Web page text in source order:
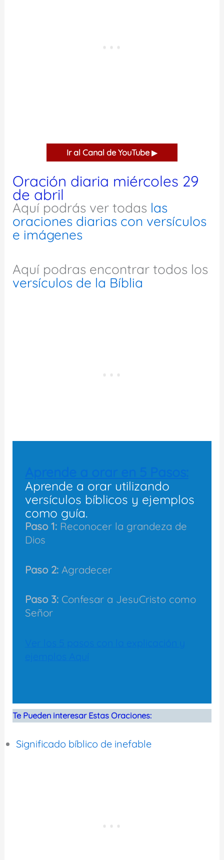
Ir al Canal de YouTube ▶
Oración diaria miércoles 29
de abril
Aquí podrás ver todas las
oraciones diarias con versículos
e imágenes
Aquí podras encontrar todos los
versículos de la Bíblia
Aprende a orar utilizando
versículos bíblicos y ejemplos
como guía.
Paso 1:Reconocer la grandeza de
Dios
Paso 2:Agradecer
Paso 3: Confesar a JesuCristo como
Señor
Te Pueden interesar Estas Oraciones:
Significado bíblico de inefable